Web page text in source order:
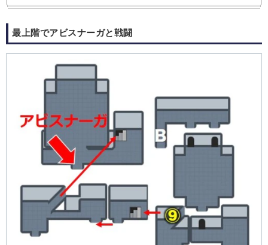
最上階でアビスナーガと戦闘